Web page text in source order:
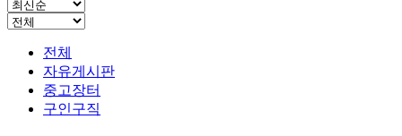
전체
자유게시판
중고장터
구인구직